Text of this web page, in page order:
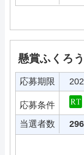
懸賞ふくろ
応募期限
応募条件
当選者数
296